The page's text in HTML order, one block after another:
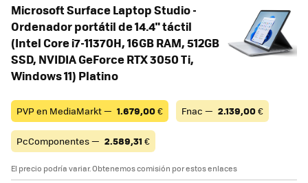
Microsoft Surface Laptop Studio -
Ordenador portátil de 14.4" táctil
(Intel Core i7-11370H, 16GB RAM, 512GB
SSD, NVIDIA GeForce RTX 3050 Ti,
Windows 11) Platino
PVP en MediaMarkt — 1.679,00€ Fnac — 2.139,00€
PcComponentes — 2.589,31 €
El precio podría variar. Obtenemos comisión por estos enlaces